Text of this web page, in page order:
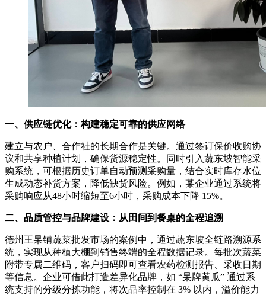
一、供应链优化：构建稳定可靠的供应网络
建立与农户、合作社的长期合作是关键。通过签订保价收购协
议和共享种植计划，确保货源稳定性。同时引入蔬东坡智能采
购系统，可根据历史订单自动预测采购量，结合实时库存水位
生成动态补货方案，降低缺货风险。例如，某企业通过系统将
采购响应从48小时缩短至6小时，采购成本下降 15%。
二、品质管控与品牌建设：从田间到餐桌的全程追溯
德州王杲铺蔬菜批发市场的案例中，通过蔬东坡全链路溯源系
统，实现从种植大棚到销售终端的全程数据记录。每批次蔬菜
附带专属二维码，客户扫码即可查看农药检测报告、采收日期
等信息。企业可借此打造差异化品牌，如 “杲牌黄瓜” 通过系
统支持的分级分拣功能，将次品率控制在 3% 以内，溢价能力